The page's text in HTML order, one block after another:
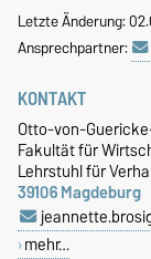
Letzte Änderung:
Ansprechpartner:
KONTAKT
Otto-von-
Fakultät für
Lehrstuhl für
39106 Magdeburg
mehr…